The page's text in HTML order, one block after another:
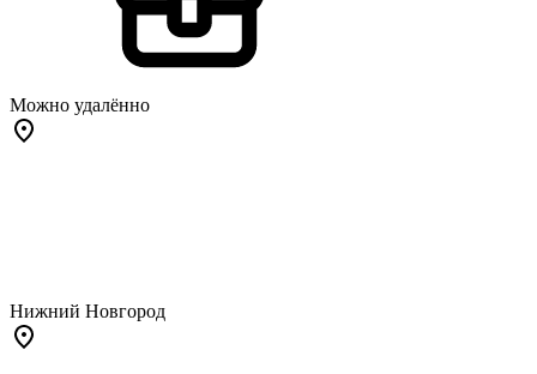
Можно удалённо
Нижний Новгород